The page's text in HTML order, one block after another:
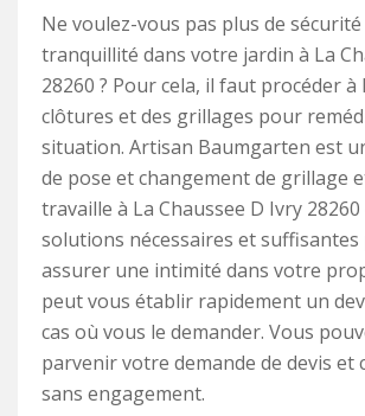
Ne voulez-vous pas plus de sécurité
tranquillité dans votre jardin à La
28260 ? Pour cela, il faut procéder à
clôtures et des grillages pour
situation. Artisan Baumgarten est
de pose et changement de grillage
travaille à La Chaussee D Ivry
solutions nécessaires et
assurer une intimité dans votre
peut vous établir rapidement un
cas où vous le demander. Vous
parvenir votre demande de devis et
sans engagement.